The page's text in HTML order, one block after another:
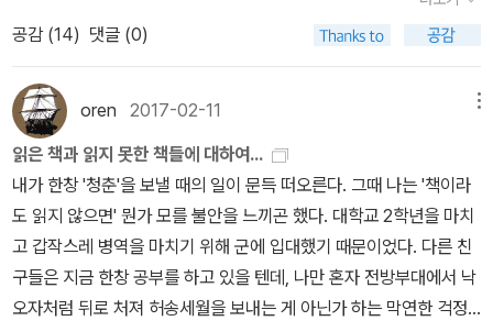
소)2. 종의기원(찰스다윈)3. 신곡(단테)4. 프로테스탄티즘 윤리와 자
본주의 정신(막스베버)5. 국부론(애덤스미스)6. 순수이성비판/실천
이성비판(임마누엘칸트)7. 니코마코스윤리학/정치학/시학(아리스토
텔레스)8. 인간불평등기원론/사회계약록(장자크루소)열린책들 리커
버 에디션:팔림- 2016년에 나온 열린책들 에디션입니다. 표지가 넘
이쁘지 않나요? 책장에 꽂아두기만 해도 기분이 좋은 책들이었는데,
열린책들은 노안이 있는 저에게는 ㅠ.ㅠ 아쉽지만 딸 시집보내는 부
모님 심정으로 이제 보내 줘야 될 것 같습니다. 여기 5권 중에 읽은
책은 그리스인 조르바밖에 없다는...!1. 그리스인조르바(니코스카찬차
키스)2. 어머니(막심고리끼)3. 소설(제임스A.미치너)4. 핑거스미스
(세라워터스)5. 갈레씨 혼자 죽다(조르주 심농)
공감 (14) 댓글 (0)
oren 2017-02-11
읽은 책과 읽지 못한 책들에 대하여...
내가 한창 '청춘'을 보낼 때의 일이 문득 떠오른다. 그때 나는 '책이라
도 읽지 않으면' 뭔가 모를 불안을 느끼곤 했다. 대학교 2학년을 마치
고 갑작스레 병역을 마치기 위해 군에 입대했기 때문이었다. 다른 친
구들은 지금 한창 공부를 하고 있을 텐데, 나만 혼자 전방부대에서 낙
오자처럼 뒤로 처져 허송세월을 보내는 게 아닌가 하는 막연한 걱정